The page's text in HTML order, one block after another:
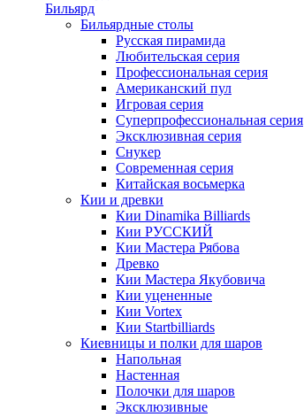
Бильярд
Бильярдные столы
Русская пирамида
Любительская серия
Профессиональная серия
Американский пул
Игровая серия
Суперпрофессиональная серия
Эксклюзивная серия
Снукер
Современная серия
Китайская восьмерка
Кии и древки
Кии Dinamika Billiards
Кии РУССКИЙ
Кии Мастера Рябова
Древко
Кии Мастера Якубовича
Кии уцененные
Кии Vortex
Кии Startbilliards
Киевницы и полки для шаров
Напольная
Настенная
Полочки для шаров
Эксклюзивные